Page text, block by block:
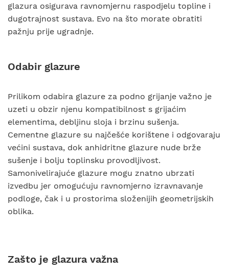
glazura osigurava ravnomjernu raspodjelu topline i
dugotrajnost sustava. Evo na što morate obratiti
pažnju prije ugradnje.
Odabir glazure
Prilikom odabira glazure za podno grijanje važno je
uzeti u obzir njenu kompatibilnost s grijaćim
elementima, debljinu sloja i brzinu sušenja.
Cementne glazure su najčešće korištene i odgovaraju
većini sustava, dok anhidritne glazure nude brže
sušenje i bolju toplinsku provodljivost.
Samonivelirajuće glazure mogu znatno ubrzati
izvedbu jer omogućuju ravnomjerno izravnavanje
podloge, čak i u prostorima složenijih geometrijskih
oblika.
Zašto je glazura važna